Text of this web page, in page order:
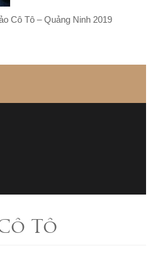
Tô
Cô Tô – Quảng Ninh 2019